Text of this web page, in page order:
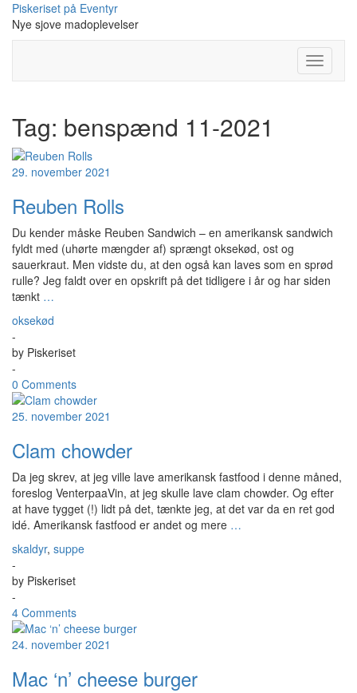
Skip
content
Piskeriset på Eventyr
Nye sjove madoplevelser
Toggle
Tag: benspænd 11-2021
29. november 2021
Reuben Rolls
Du kender måske Reuben Sandwich – en amerikansk sandwich
fyldt med (uhørte mængder af) sprængt oksekød, ost og
sauerkraut. Men vidste du, at den også kan laves som en sprød
rulle? Jeg faldt over en opskrift på det tidligere i år og har siden
tænkt …
oksekød
-
by Piskeriset
-
0 Comments
25. november 2021
Clam chowder
Da jeg skrev, at jeg ville lave amerikansk fastfood i denne måned,
foreslog VenterpaaVin, at jeg skulle lave clam chowder. Og efter
at have tygget (!) lidt på det, tænkte jeg, at det var da en ret god
idé. Amerikansk fastfood er andet og mere …
skaldyr, suppe
-
by Piskeriset
-
4 Comments
24. november 2021
Mac ‘n’ cheese burger